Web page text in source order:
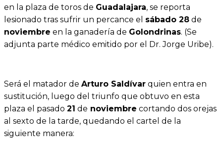
en la plaza de toros de Guadalajara, se reporta
lesionado tras sufrir un percance el sábado 28 de
noviembre en la ganadería de Golondrinas. (Se
adjunta parte médico emitido por el Dr. Jorge Uribe).
Será el matador de Arturo Saldívar quien entra en
sustitución, luego del triunfo que obtuvo en esta
plaza el pasado 21 de noviembre cortando dos orejas
al sexto de la tarde, quedando el cartel de la
siguiente manera: